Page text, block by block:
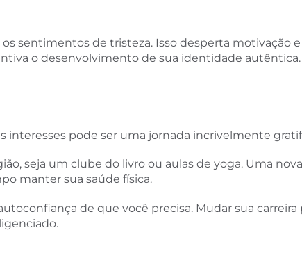
sentimentos de tristeza. Isso desperta motivação
o desenvolvimento de sua identidade autêntica.
interesses pode ser uma jornada incrivelmente
seja um clube do livro ou aulas de yoga. Uma
manter sua saúde física.
de que você precisa. Mudar sua